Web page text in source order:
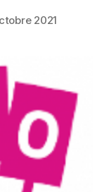
2021